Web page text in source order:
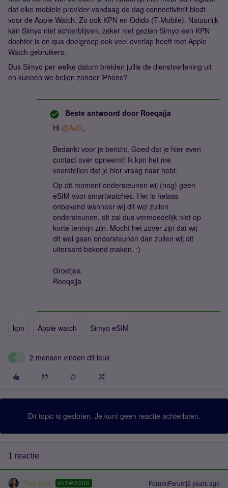
dat elke mobiele provider vandaag de dag connectiviteit biedt
voor de Apple Watch. Zo ook KPN en Odido (T-Mobile). Natuurlijk
kan Simyo niet achterblijven, zeker niet gezien Simyo een KPN
dochter is en qua doelgroep ook veel overlap heeft met Apple
Watch gebruikers.
Dus Simyo per welke datum breiden jullie de dienstverlening uit
en kunnen we bellen zonder iPhone?
Beste antwoord door Roeqajja
Hi @AvO,
Bedankt voor je bericht. Goed dat je hier even
contact over opneemt! Ik kan het me
voorstellen dat je hier vraag naar hebt.
Op dit moment ondersteunen wij (nog) geen
eSIM voor smartwatches. Het is helaas
onbekend wanneer wij dit wel zullen
ondersteunen, dit zal dus vermoedelijk niet op
korte termijn zijn. Mocht het zover zijn dat wij
dit wel gaan ondersteunen dan zullen wij dit
uiteraard bekend maken. :)
Groetjes,
Roeqajja
kpn Apple watch Simyo eSIM
A 2 mensen vinden dit leuk
Dit topic is gesloten. Je kunt geen reactie achterlaten.
1 reactie
Roeqajja ANTWOORD Forum|Forum|2 years ago